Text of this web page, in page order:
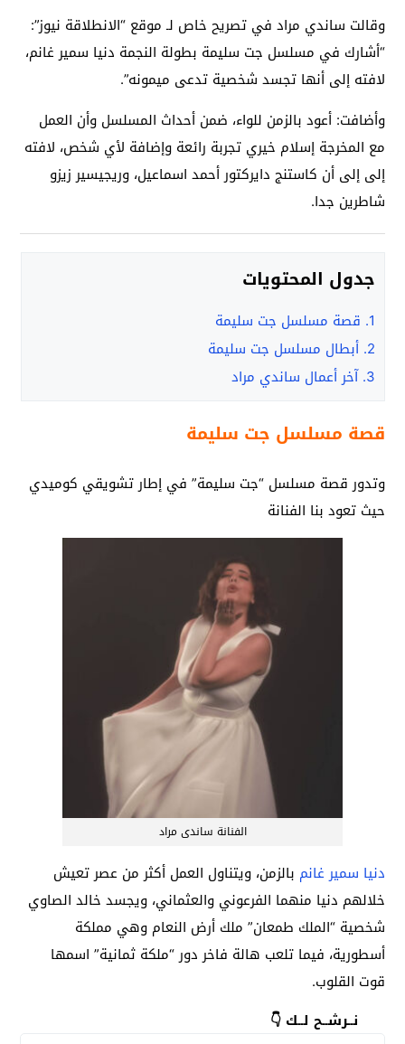
وقالت ساندي مراد في تصريح خاص لـ موقع “الانطلاقة نيوز”:
“أشارك في مسلسل جت سليمة بطولة النجمة دنيا سمير غانم،
لافته إلى أنها تجسد شخصية تدعى ميمونه”.
وأضافت: أعود بالزمن للواء، ضمن أحداث المسلسل وأن العمل
مع المخرجة إسلام خيري تجربة رائعة وإضافة لأي شخص، لافته
إلى إلى أن كاستنج دايركتور أحمد اسماعيل، وريجيسير زيزو
شاطرين جدا.
جدول المحتويات
1. قصة مسلسل جت سليمة
2. أبطال مسلسل جت سليمة
3. آخر أعمال ساندي مراد
قصة مسلسل جت سليمة
وتدور قصة مسلسل “جت سليمة” في إطار تشويقي كوميدي
حيث تعود بنا الفنانة
الفنانة ساندى مراد
دنيا سمير غانم بالزمن، ويتناول العمل أكثر من عصر تعيش
خلالهم دنيا منهما الفرعوني والعثماني، ويجسد خالد الصاوي
شخصية “الملك طمعان” ملك أرض النعام وهي مملكة
أسطورية، فيما تلعب هالة فاخر دور “ملكة ثمانية” اسمها
قوت القلوب.
نــرشــح لــك 👇